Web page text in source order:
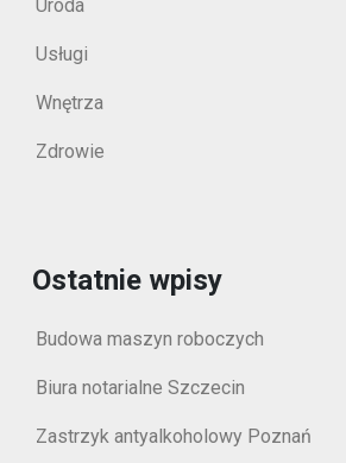
Uroda
Usługi
Wnętrza
Zdrowie
Ostatnie wpisy
Budowa maszyn roboczych
Biura notarialne Szczecin
Zastrzyk antyalkoholowy Poznań